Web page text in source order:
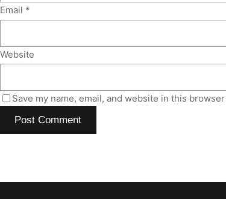
Email *
Website
Save my name, email, and website in this